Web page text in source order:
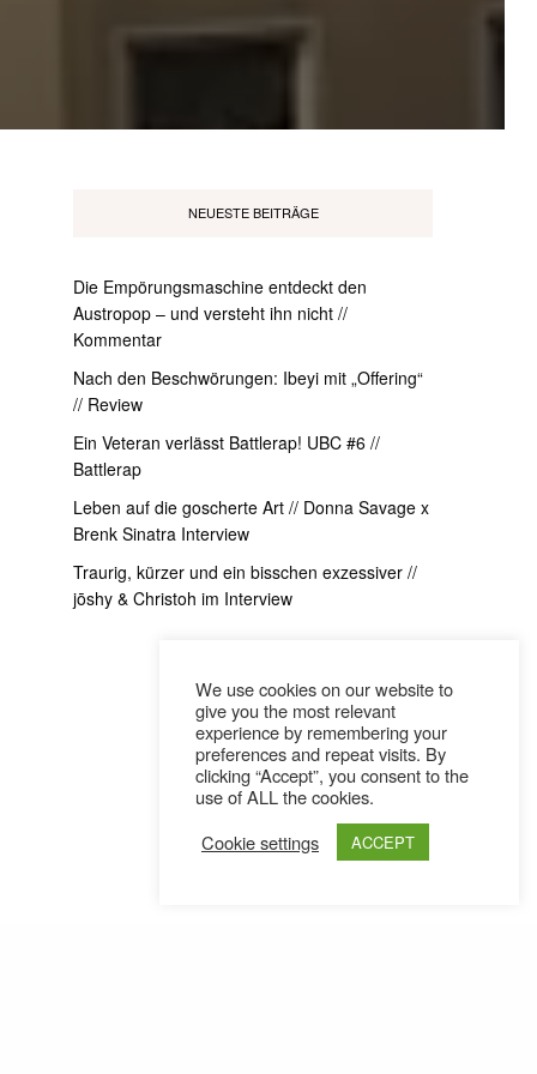
NEUESTE BEITRÄGE
Die Empörungsmaschine entdeckt den
Austropop – und versteht ihn nicht //
Kommentar
Nach den Beschwörungen: Ibeyi mit „Offering“
// Review
Ein Veteran verlässt Battlerap! UBC #6 //
Battlerap
Leben auf die goscherte Art // Donna Savage x
Brenk Sinatra Interview
Traurig, kürzer und ein bisschen exzessiver //
jōshy & Christoh im Interview
We use cookies on our website to
give you the most relevant
experience by remembering your
preferences and repeat visits. By
clicking “Accept”, you consent to the
use of ALL the cookies.
Cookie settings
ACCEPT